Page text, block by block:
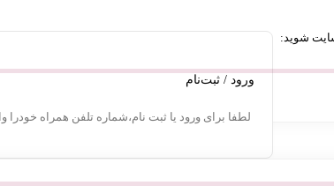
سایت شوید:
ورود / ثبت‌نام
لطفا برای ورود یا ثبت نام،شماره تلفن همراه خودرا